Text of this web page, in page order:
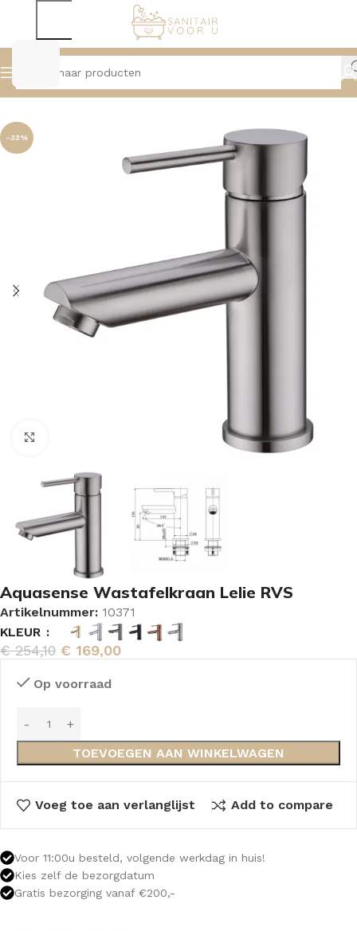
Home Kranen Wastafelkranen
-33%
Aquasense Wastafelkraan Lelie RVS
Artikelnummer: 10371
KLEUR
€254,10 € 169,00
Op voorraad
TOEVOEGEN AAN WINKELWAGEN
Voeg toe aan verlanglijst Add to compare
Voor 11:00u besteld, volgende werkdag in huis!
Kies zelf de bezorgdatum
Gratis bezorging vanaf €200,-